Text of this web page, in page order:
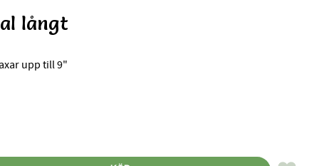
långt
upp till 9"